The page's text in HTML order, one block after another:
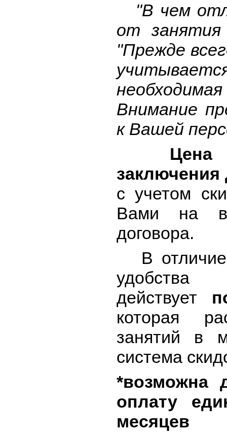
"В чем
от занятия
"Прежде
Внимание
к Вашей
Цена
заключения
с учетом
Вами на
договора.
В отличие
действует
которая
занятий в
система
*возможна
оплату
месяцев